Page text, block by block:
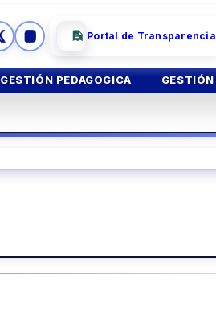
Portal de Transparencia
GESTIÓN PEDAGOGICA GESTIÓN